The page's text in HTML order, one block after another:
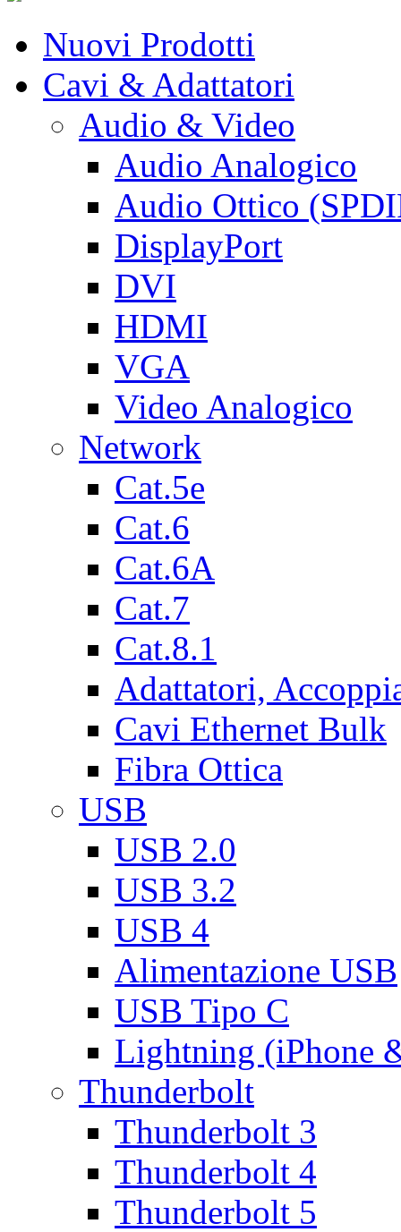
Nuovi Prodotti
Cavi & Adattatori
Audio & Video
Audio Analogico
Audio Ottico
DisplayPort
DVI
HDMI
VGA
Video Analogico
Network
Cat.5e
Cat.6
Cat.6A
Cat.7
Cat.8.1
Adattatori,
Cavi Ethernet Bulk
Fibra Ottica
USB
USB 2.0
USB 3.2
USB 4
Alimentazione USB
USB Tipo C
Lightning (iPhone
Thunderbolt
Thunderbolt 3
Thunderbolt 4
Thunderbolt 5